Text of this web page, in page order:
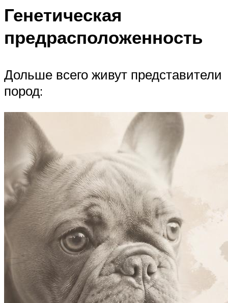
Генетическая
предрасположенность
Дольше всего живут представители
пород: